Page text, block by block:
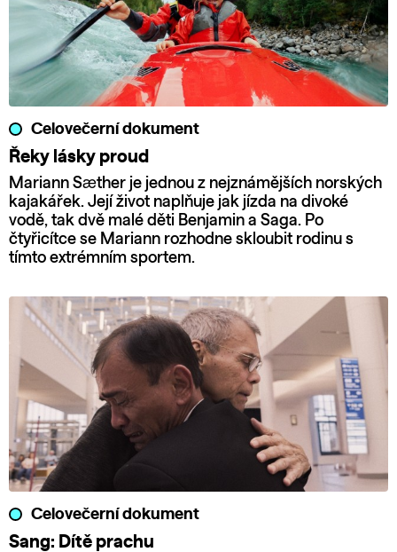
Celovečerní dokument
Řeky lásky proud
Mariann Sæther je jednou z nejznámějších norských
kajakářek. Její život naplňuje jak jízda na divoké
vodě, tak dvě malé děti Benjamin a Saga. Po
čtyřicítce se Mariann rozhodne skloubit rodinu s
tímto extrémním sportem.
Celovečerní dokument
Sang: Dítě prachu